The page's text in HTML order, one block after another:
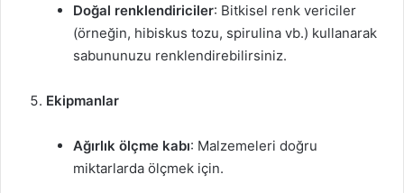
Doğal renklendiriciler: Bitkisel renk vericiler
(örneğin, hibiskus tozu, spirulina vb.) kullanarak
sabununuzu renklendirebilirsiniz.
Ekipmanlar
Ağırlık ölçme kabı: Malzemeleri doğru
miktarlarda ölçmek için.